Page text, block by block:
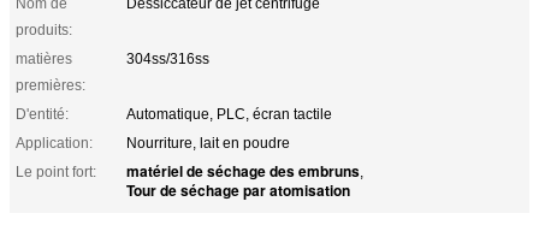
Nom de
produits:
Dessiccateur de jet centrifuge
matières
premières:
304ss/316ss
D'entité:
Automatique, PLC, écran tactile
Application:
Nourriture, lait en poudre
Le point fort:
matériel de séchage des embruns,
Tour de séchage par atomisation